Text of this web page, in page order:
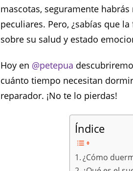
mascotas, seguramente
peculiares. Pero, ¿sabías que
sobre su salud y estado
Hoy en @petepua
cuánto tiempo necesitan
reparador. ¡No te lo pierdas!
Índice
¿Cómo